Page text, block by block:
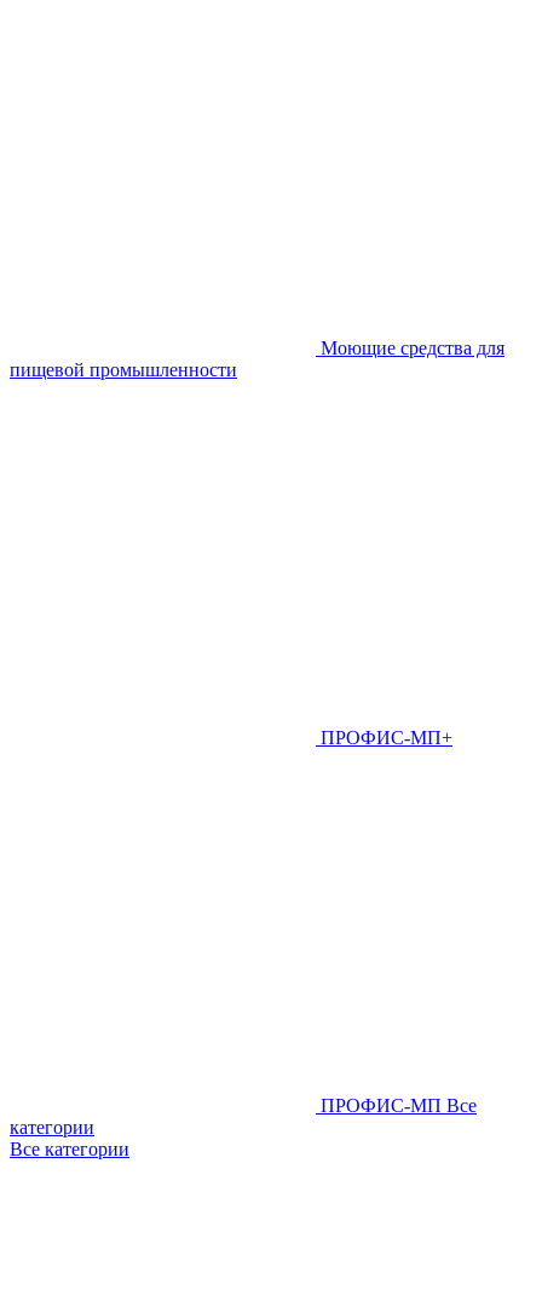
Моющие средства для
пищевой промышленности
ПРОФИС-МП+
ПРОФИС-МП Все
категории
Все категории